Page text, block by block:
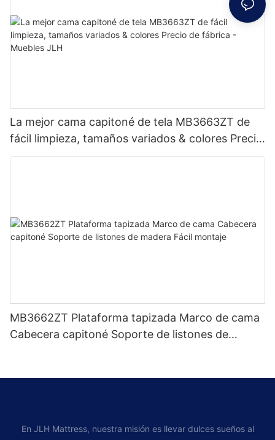
La mejor cama capitoné de tela MB3663ZT de
fácil limpieza, tamaños variados & colores Precio
de fábrica - Muebles JLH
MB3662ZT Plataforma tapizada Marco de cama
Cabecera capitoné Soporte de listones de
En JLH Mattress, nuestra misión es llevar dulces sueños al